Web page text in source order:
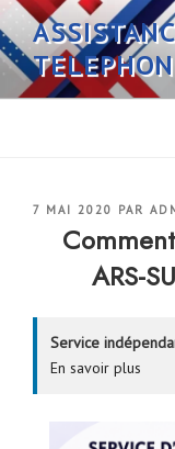
Aller
au
contenu
principal
PUBLIÉ
7 MAI 2020 PAR
ARS-
Service
En savoir plus